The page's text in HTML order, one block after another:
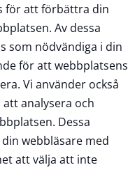
för att förbättra din
Av dessa
som nödvändiga i din
för att webbplatsens
Vi använder också
analysera och
Dessa
webbläsare med
att välja att inte